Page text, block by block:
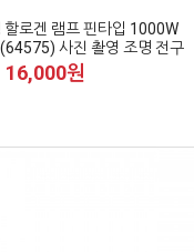
할로겐 램프 핀타입 1000W
사진 촬영 조명 전구
16,000원